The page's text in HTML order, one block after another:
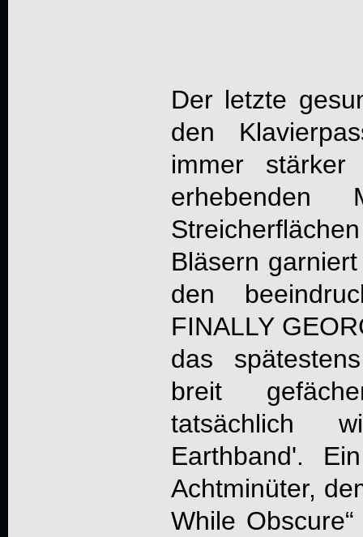
Der letzte
den
immer
erhebenden
Bläsern
den
FINALLY
das
breit
tatsächlich
Earthband'.
Achtminüter,
While